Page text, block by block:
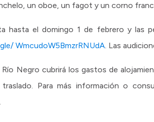
un oboe, un fagot y un corno
hasta el domingo 1 de febrero y las
WmcudoW5BmzrRNUdA. Las
Río Negro cubrirá los gastos de
traslado. Para más información o